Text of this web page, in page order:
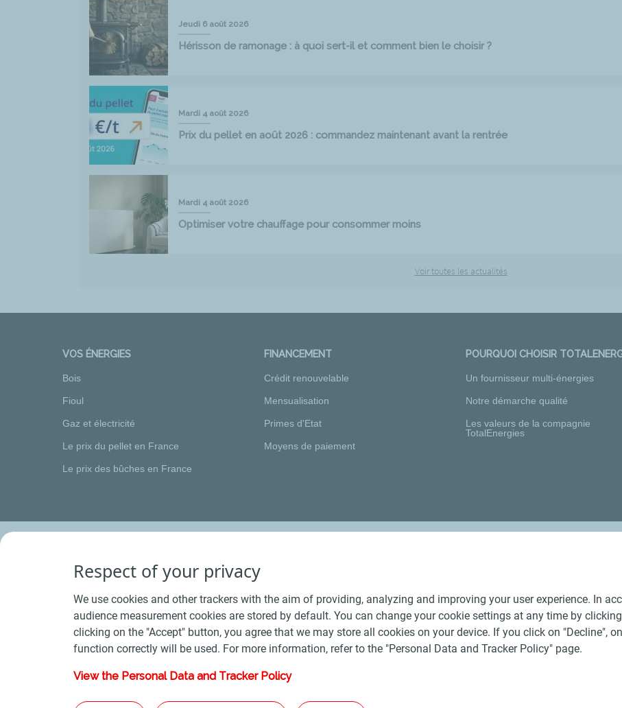
Jeudi 6 août 2026
Hérisson de ramonage : à quoi sert-il et comment bien le choisir ?
Mardi 4 août 2026
Prix du pellet en août 2026 : commandez maintenant avant la rentrée
Mardi 4 août 2026
Optimiser votre chauffage pour consommer moins
Voir toutes les actualités
VOS ÉNERGIES
Bois
Fioul
Gaz et électricité
Le prix du pellet en France
Le prix des bûches en France
FINANCEMENT
Crédit renouvelable
Mensualisation
Primes d'Etat
Moyens de paiement
POURQUOI CHOISIR
Un fournisseur multi-énergies
Notre démarche qualité
Les valeurs de la compagnie
TotalEnergies
Conditions Générales de Vente Bois - Conditions Générales de Vente Produits Pétroliers
Plan du site - Les sites de la compagnie TotalEnergies
Respect of your privacy
We use cookies and other trackers with the aim of providing, analyzing and improving your user experience. In
audience measurement cookies are stored by default. You can change your cookie settings at any time by
clicking on the "Accept" button, you agree that we may store all cookies on your device. If you click on "Decline",
function correctly will be used. For more information, refer to the "Personal Data and Tracker Policy" page.
View the Personal Data and Tracker Policy